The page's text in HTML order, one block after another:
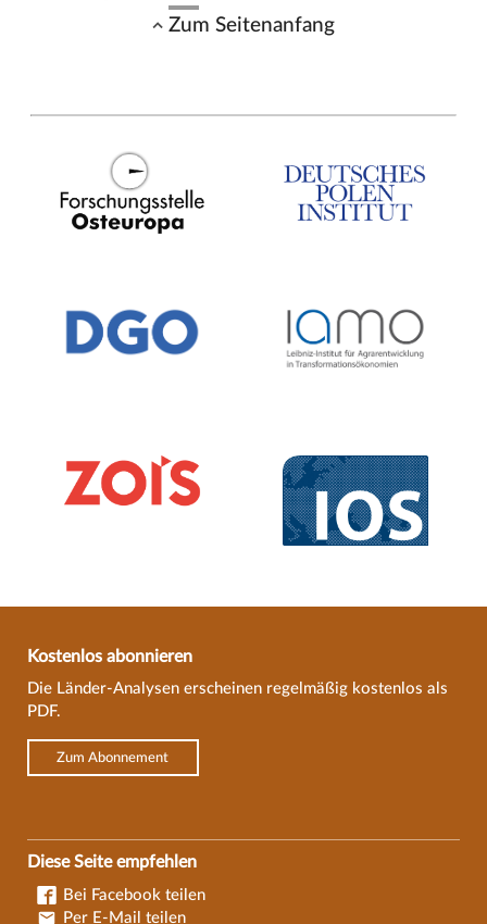
Zum Seitenanfang
Kostenlos abonnieren
Die Länder-Analysen erscheinen regelmäßig kostenlos als
PDF.
Zum Abonnement
Diese Seite empfehlen
Bei Facebook teilen
Per E-Mail teilen